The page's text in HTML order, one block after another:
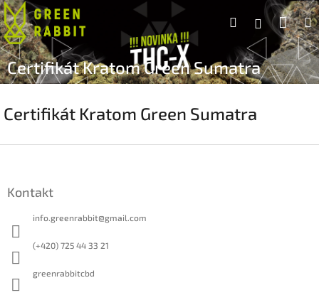
Přejít
na
obsah
Hledat
Certifikát Kratom Green Sumatra
Certifikát Kratom Green Sumatra
Kontakt
info.greenrabbit@gmail.com
(+420) 725 44 33 21
greenrabbitcbd